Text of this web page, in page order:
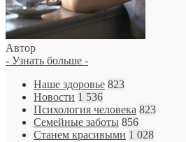
Автор
- Узнать больше -
Наше здоровье 823
Новости 1 536
Психология человека 823
Семейные заботы 856
Станем красивыми 1 028